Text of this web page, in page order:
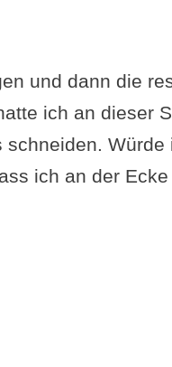
und dann die
ich an dieser
Würde
ich an der